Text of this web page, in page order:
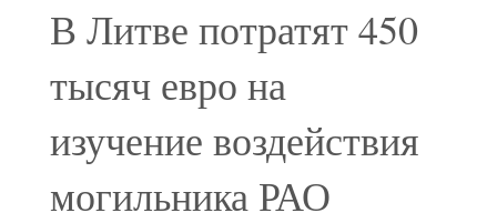
В Литве потратят 450
тысяч евро на
изучение воздействия
могильника РАО